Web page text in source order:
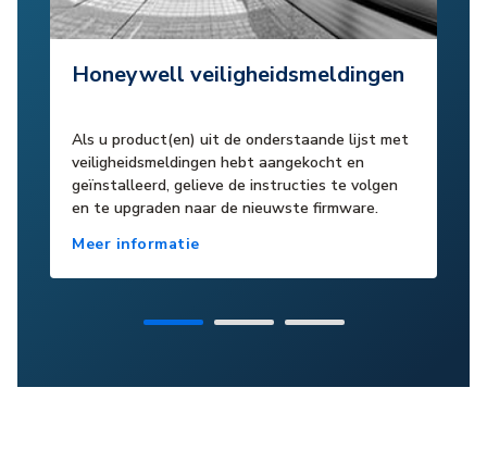
Honeywell veiligheidsmeldingen
Als u product(en) uit de onderstaande lijst met
veiligheidsmeldingen hebt aangekocht en
geïnstalleerd, gelieve de instructies te volgen
en te upgraden naar de nieuwste firmware.
Meer informatie